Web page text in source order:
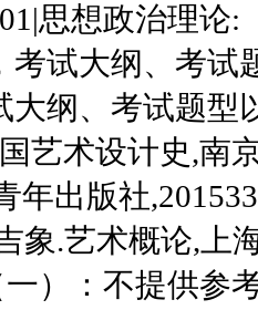
思想政治理论:
考试大纲、考试
大纲、考试题型
艺术设计史,南
年出版社
象.艺术概论,上
）：不提供参